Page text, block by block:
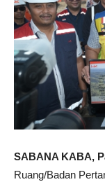
SABANA KABA,
Ruang/Badan